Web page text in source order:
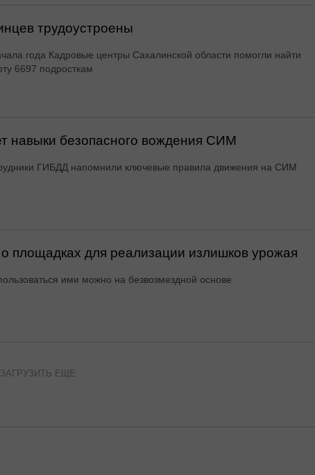
трудоустроены
года Кадровые центры Сахалинской области помогли найти
6697 подросткам
навыки безопасного вождения СИМ
ГИБДД напомнили ключевые правила движения на СИМ
для реализации излишков урожая
ими можно на безвозмездной основе
ЗАГРУЗИТЬ ЕЩЕ